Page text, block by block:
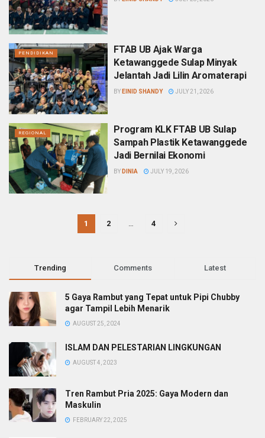
PENDIDIKAN
FTAB UB Ajak Warga
Ketawanggede Sulap Minyak
Jelantah Jadi Lilin Aromaterapi
BY EINID SHANDY JULY 21, 2026
REGIONAL
Program KLK FTAB UB Sulap
Sampah Plastik Ketawanggede
Jadi Bernilai Ekonomi
BY DINIA JULY 19, 2026
1 2 … 4
Trending Comments Latest
5 Gaya Rambut yang Tepat untuk Pipi Chubby
agar Tampil Lebih Menarik
AUGUST 25, 2024
ISLAM DAN PELESTARIAN LINGKUNGAN
AUGUST 4, 2023
Tren Rambut Pria 2025: Gaya Modern dan
Maskulin
FEBRUARY 22, 2025